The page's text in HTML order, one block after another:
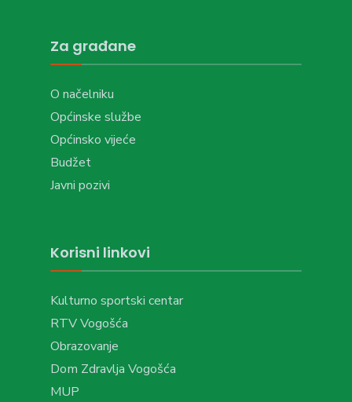
Za građane
O načelniku
Općinske službe
Općinsko vijeće
Budžet
Javni pozivi
Korisni linkovi
Kulturno sportski centar
RTV Vogošća
Obrazovanje
Dom Zdravlja Vogošća
MUP